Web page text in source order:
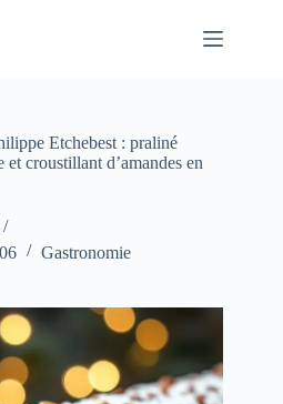
Etchebest : praliné
croustillant d’amandes en
Gastronomie